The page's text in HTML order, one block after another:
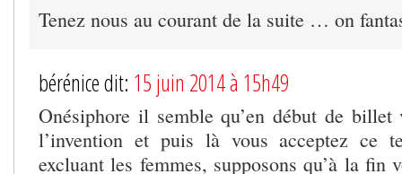
Tenez nous au courant de la suite … on
bérénice dit: 15 juin 2014 à 15h49
Onésiphore il semble qu’en début de billet
l’invention et puis là vous acceptez ce
excluant les femmes, supposons qu’à la fin